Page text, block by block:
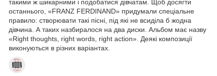
такими ж шикарними і подобатися дівчатам. Щоб досягти
останнього, «FRANZ FERDINAND» придумали спеціальне
правило: створювати такі пісні, під які не всиділа б жодна
дівчина. А таких назбиралося на два диски. Альбом має назву
«Right thoughts, right words, right action». Деякі композиції
виконуються в різних варіантах.